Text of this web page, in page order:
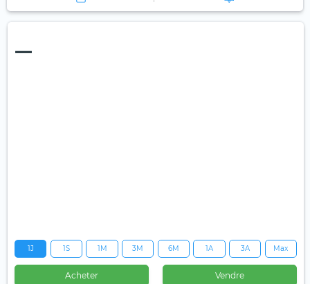
—
1J 1S 1M 3M 6M 1A 3A Max
Acheter Vendre